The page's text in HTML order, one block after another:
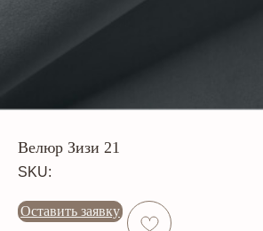
Велюр Зизи 21
SKU:
Оставить заявку